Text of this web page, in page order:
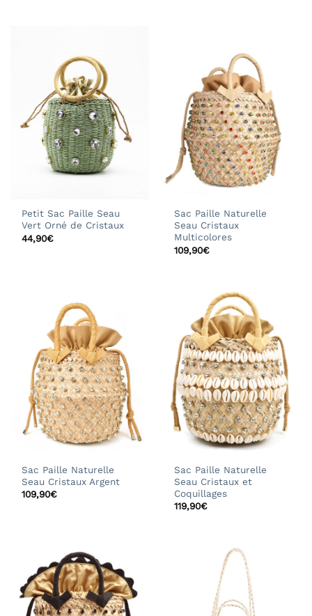
Petit Sac Paille Seau
Vert Orné de Cristaux
44,90€
Sac Paille Naturelle
Seau Cristaux
Multicolores
109,90€
Sac Paille Naturelle
Seau Cristaux Argent
109,90€
Sac Paille Naturelle
Seau Cristaux et
Coquillages
119,90€